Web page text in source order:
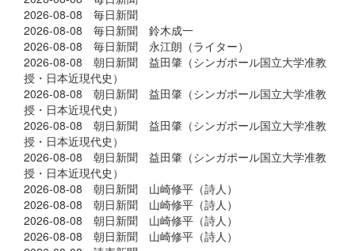
2026-08-08 毎日新聞
2026-08-08 毎日新聞 鈴木成一
2026-08-08 毎日新聞 永江朗（ライター）
2026-08-08 朝日新聞 益田肇（シンガポール国立大学准教
授・日本近現代史）
2026-08-08 朝日新聞 益田肇（シンガポール国立大学准教
授・日本近現代史）
2026-08-08 朝日新聞 益田肇（シンガポール国立大学准教
授・日本近現代史）
2026-08-08 朝日新聞 益田肇（シンガポール国立大学准教
授・日本近現代史）
2026-08-08 朝日新聞 山崎修平（詩人）
2026-08-08 朝日新聞 山崎修平（詩人）
2026-08-08 朝日新聞 山崎修平（詩人）
2026-08-08 朝日新聞 山崎修平（詩人）